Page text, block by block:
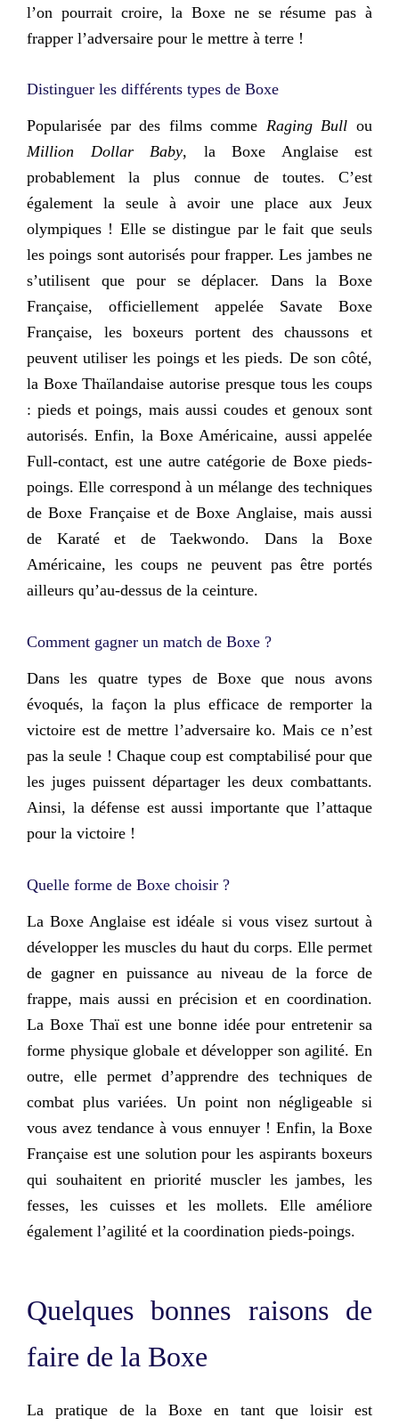
l’on pourrait croire, la Boxe ne se résume pas à
frapper l’adversaire pour le mettre à terre !
Distinguer les différents types de Boxe
Popularisée par des films comme Raging Bull ou
Million Dollar Baby, la Boxe Anglaise est
probablement la plus connue de toutes. C’est
également la seule à avoir une place aux Jeux
olympiques ! Elle se distingue par le fait que seuls
les poings sont autorisés pour frapper. Les jambes ne
s’utilisent que pour se déplacer. Dans la Boxe
Française, officiellement appelée Savate Boxe
Française, les boxeurs portent des chaussons et
peuvent utiliser les poings et les pieds. De son côté,
la Boxe Thaïlandaise autorise presque tous les coups
: pieds et poings, mais aussi coudes et genoux sont
autorisés. Enfin, la Boxe Américaine, aussi appelée
Full-contact, est une autre catégorie de Boxe pieds-
poings. Elle correspond à un mélange des techniques
de Boxe Française et de Boxe Anglaise, mais aussi
de Karaté et de Taekwondo. Dans la Boxe
Américaine, les coups ne peuvent pas être portés
ailleurs qu’au-dessus de la ceinture.
Comment gagner un match de Boxe ?
Dans les quatre types de Boxe que nous avons
évoqués, la façon la plus efficace de remporter la
victoire est de mettre l’adversaire ko. Mais ce n’est
pas la seule ! Chaque coup est comptabilisé pour que
les juges puissent départager les deux combattants.
Ainsi, la défense est aussi importante que l’attaque
pour la victoire !
Quelle forme de Boxe choisir ?
La Boxe Anglaise est idéale si vous visez surtout à
développer les muscles du haut du corps. Elle permet
de gagner en puissance au niveau de la force de
frappe, mais aussi en précision et en coordination.
La Boxe Thaï est une bonne idée pour entretenir sa
forme physique globale et développer son agilité. En
outre, elle permet d’apprendre des techniques de
combat plus variées. Un point non négligeable si
vous avez tendance à vous ennuyer ! Enfin, la Boxe
Française est une solution pour les aspirants boxeurs
qui souhaitent en priorité muscler les jambes, les
fesses, les cuisses et les mollets. Elle améliore
également l’agilité et la coordination pieds-poings.
Quelques bonnes raisons de
faire de la Boxe
La pratique de la Boxe en tant que loisir est